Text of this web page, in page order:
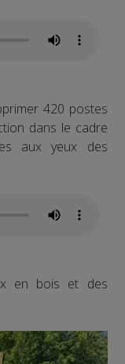
420 postes
dans le cadre
aux yeux des
en bois et des